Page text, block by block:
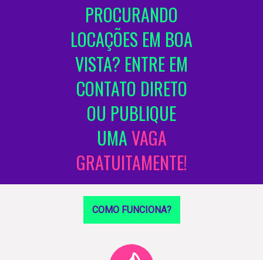
PROCURANDO
LOCAÇÕES EM BOA
VISTA? ENTRE EM
CONTATO DIRETO
OU PUBLIQUE
UMAVAGA
GRATUITAMENTE!
COMO FUNCIONA?